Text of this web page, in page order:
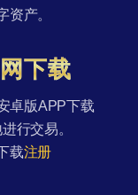
资产。
下载
卓版APP下载
行交易。
载注册